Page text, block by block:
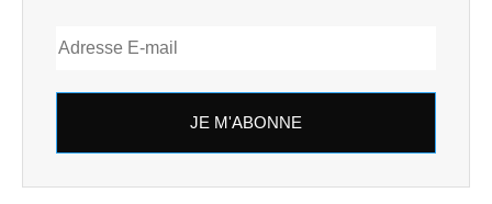
JE M'ABONNE